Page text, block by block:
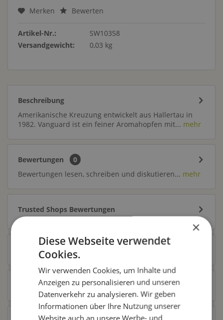
Merken Bewerten
Artikel-Nr.:
SW10358
Versandgewicht:
0,03 kg
Beschreibung
Amerikanische Kreuzung entwickelt aus Hallertau in
1982. Vanguard ist ein feiner Aromahopfen mit... mehr
Bewertungen
0
Bewertungen lesen, schreiben und diskutieren... mehr
Trusted Shops Bewertungen
Zubehör 8
Ähnliche Artikel
×
Diese Webseite verwendet
Cookies.
Wir verwenden Cookies, um Inhalte und
Anzeigen zu personalisieren und unseren
Datenverkehr zu analysieren. Wir geben
Informationen über Ihre Nutzung unserer
Website auch an unsere Werbe- und